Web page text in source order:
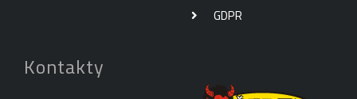
GDPR
Kontakty